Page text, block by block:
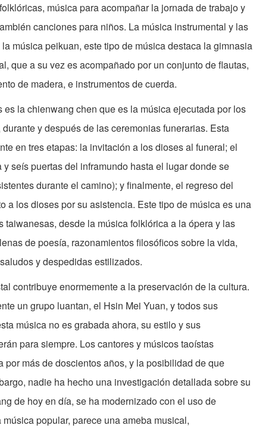
música para acompañar la jornada de trabajo y
canciones para niños. La música instrumental y las
música peikuan, este tipo de música destaca la gimnasia
que a su vez es acompañado por un conjunto de flautas,
de madera, e instrumentos de cuerda.
la chienwang chen que es la música ejecutada por los
y después de las ceremonias funerarias. Esta
en tres etapas: la invitación a los dioses al funeral; el
seís puertas del inframundo hasta el lugar donde se
durante el camino); y finalmente, el regreso del
a los dioses por su asistencia. Este tipo de música es una
taiwanesas, desde la música folklórica a la ópera y las
de poesía, razonamientos filosóficos sobre la vida,
y despedidas estilizados.
contribuye enormemente a la preservación de la cultura.
un grupo luantan, el Hsin Mei Yuan, y todos sus
música no es grabada ahora, su estilo y sus
para siempre. Los cantores y músicos taoístas
más de doscientos años, y la posibilidad de que
nadie ha hecho una investigación detallada sobre su
de hoy en día, se ha modernizado con el uso de
popular, parece una ameba musical,